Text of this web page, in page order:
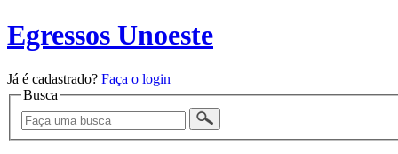
Egressos Unoeste
Já é cadastrado? Faça o login
Busca